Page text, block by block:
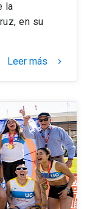
la
en su
Leer más keyboard_arrow_right